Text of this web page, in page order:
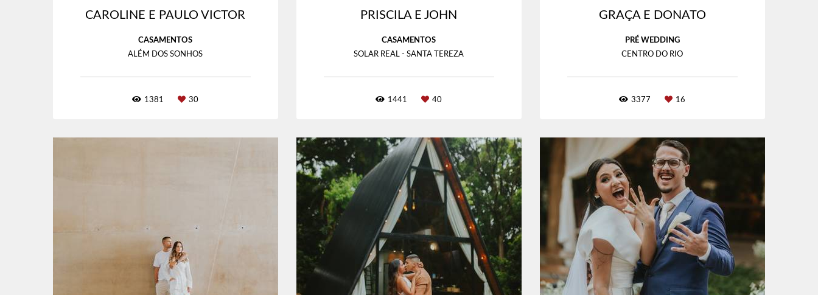
CAROLINE E PAULO VICTOR
CASAMENTOS
ALÉM DOS SONHOS
1381 30
PRISCILA E JOHN
CASAMENTOS
SOLAR REAL - SANTA TEREZA
1441 40
GRAÇA E DONATO
PRÉ WEDDING
CENTRO DO RIO
3377 16